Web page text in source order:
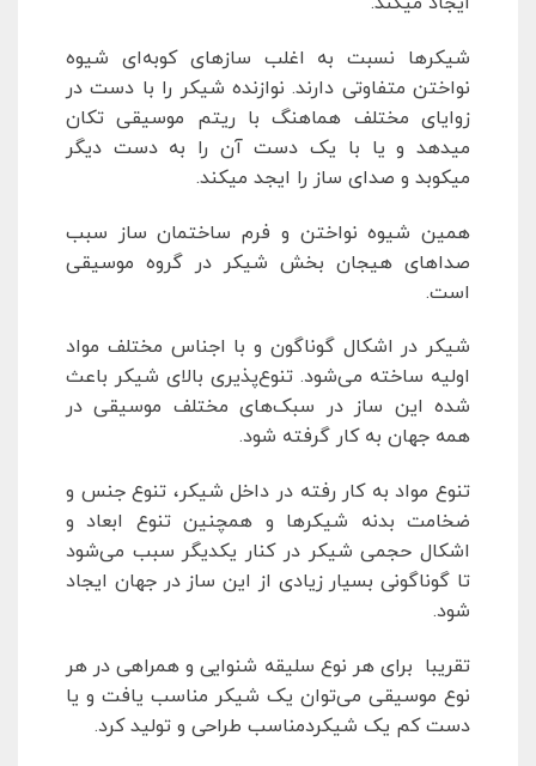
شیکرها نسبت به اغلب سازهای کوبه‌ای شیوه
نواختن متفاوتی دارند. نوازنده شیکر را با دست در
زوایای مختلف هماهنگ با ریتم موسیقی تکان
میدهد و یا با یک دست آن را به دست دیگر
میکوبد و صدای ساز را ایجد میکند.
همین شیوه نواختن و فرم ساختمان ساز سبب
صداهای هیجان بخش شیکر در گروه موسیقی
است.
شیکر در اشکال گوناگون و با اجناس مختلف مواد
اولیه ساخته می‌شود. تنوع‌پذیری بالای شیکر باعث
شده این ساز در سبک‌های مختلف موسیقی در
همه جهان به کار گرفته شود.
تنوع مواد به کار رفته در داخل شیکر، تنوع جنس و
ضخامت بدنه شیکرها و همچنین تنوع ابعاد و
اشکال حجمی شیکر در کنار یکدیگر سبب می‌شود
تا گوناگونی بسیار زیادی از این ساز در جهان ایجاد
شود.
تقریبا برای هر نوع سلیقه شنوایی و همراهی در هر
نوع موسیقی می‌توان یک شیکر مناسب یافت و یا
دست کم یک شیکردمناسب طراحی و تولید کرد.